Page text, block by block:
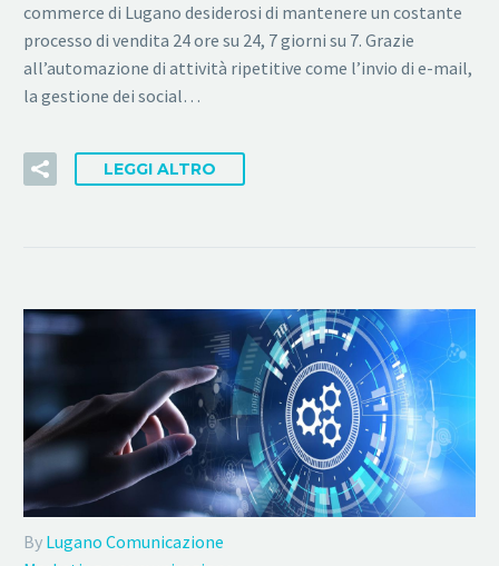
commerce di Lugano desiderosi di mantenere un costante
processo di vendita 24 ore su 24, 7 giorni su 7. Grazie
all’automazione di attività ripetitive come l’invio di e-mail,
la gestione dei social…
LEGGI ALTRO
By Lugano Comunicazione